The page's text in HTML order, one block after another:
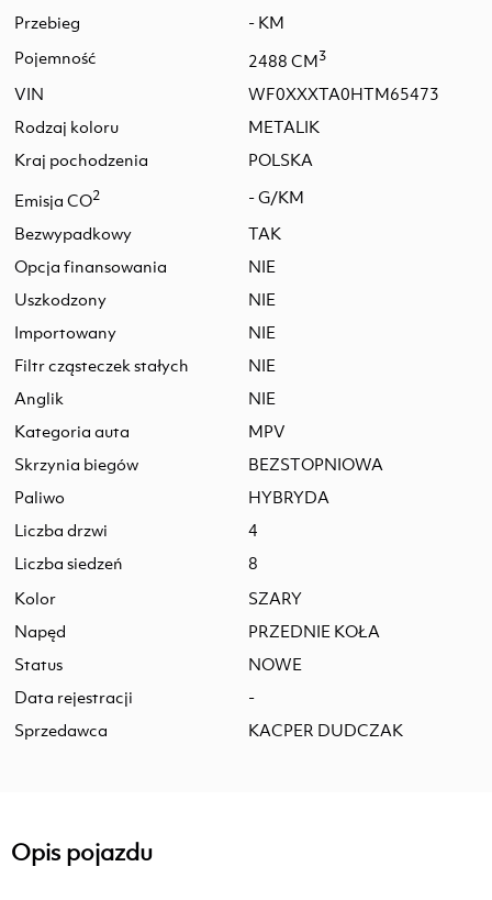
Przebieg
- KM
Pojemność
2488 CM3
VIN
WF0XXXTA0HTM65473
Rodzaj koloru
METALIK
Kraj pochodzenia
POLSKA
Emisja CO2
- G/KM
Bezwypadkowy
TAK
Opcja finansowania
NIE
Uszkodzony
NIE
Importowany
NIE
Filtr cząsteczek stałych
NIE
Anglik
NIE
Kategoria auta
MPV
Skrzynia biegów
BEZSTOPNIOWA
Paliwo
HYBRYDA
Liczba drzwi
4
Liczba siedzeń
8
Kolor
SZARY
Napęd
PRZEDNIE KOŁA
Status
NOWE
Data rejestracji
-
Sprzedawca
KACPER DUDCZAK
Opis pojazdu